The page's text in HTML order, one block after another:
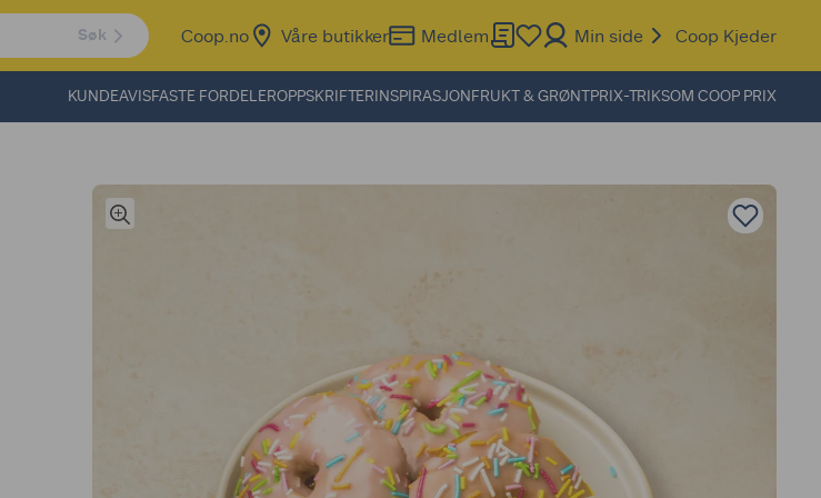
Søk Coop.no Våre butikker Medlem Min side Coop Kjeder
KUNDEAVISFASTE FORDELEROPPSKRIFTERINSPIRASJONFRUKT & GRØNTPRIX-TRIKSOM COOP PRIX